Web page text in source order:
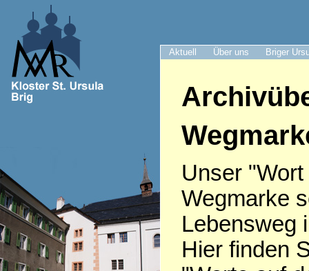
Aktuell Über uns Briger
Unser
Wegmarke
Lebensweg
Hier finden